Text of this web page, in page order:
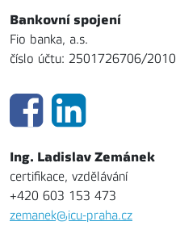
Bankovní spojení
Fio banka, a.s.
číslo účtu: 2501726706/2010
Ing. Ladislav Zemánek
certifikace, vzdělávání
+420 603 153 473
zemanek@icu-praha.cz